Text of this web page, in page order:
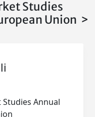
Studies
Union >
Annual